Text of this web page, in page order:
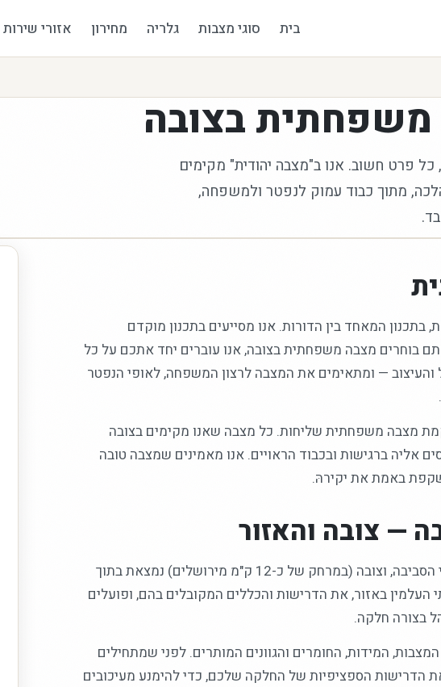
בית סוגי מצבות גלריה מחירון אזורי שירות
משפחתית בצובה
פרט חשוב. אנו ב"מצבה יהודית" מקימים
מתוך כבוד עמוק לנפטר ולמשפחה,
המאחד בין הדורות. אנו מסייעים בתכנון מוקדם
בוחרים מצבה משפחתית בצובה, אנו עוברים יחד אתכם על כל
והעיצוב — ומתאימים את המצבה לרצון המשפחה, לאופי הנפטר
מצבה משפחתית שליחות. כל מצבה שאנו מקימים בצובה
אליה ברגישות ובכבוד הראויים. אנו מאמינים שמצבה טובה
באמת את יקירהּ.
— צובה והאזור
אנו מקימים מצבות בירושלים וביישובי הסביבה, וצובה (במרחק של כ-12 ק"מ מירושלים) נמצאת בתוך
העלמין באזור, את הדרישות והכללים המקובלים בהם, ופועלים
בצורה חלקה.
המידות, החומרים והגוונים המותרים. לפני שמתחילים
הדרישות הספציפיות של החלקה שלכם, כדי להימנע מעיכובים